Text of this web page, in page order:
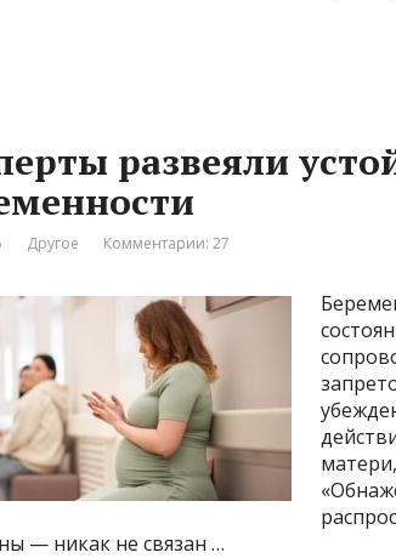
развеяли
Другое Комментарии: 27
— никак не связан …